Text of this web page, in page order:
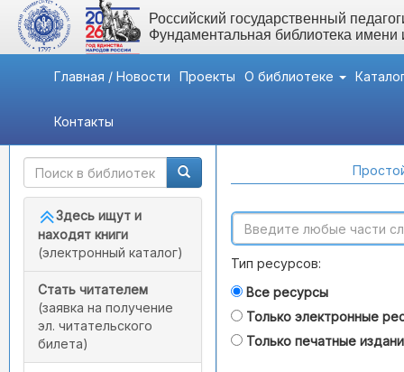
Российский государственный
Фундаментальная библиотека
Главная / Новости Проекты О библиотеке
Контакты
Быстрый доступ
Здесь ищут и
находят книги
(электронный каталог)
Стать читателем
(заявка на получение
эл. читательского
билета)
Тип ресурсов:
Все ресурсы
Только электронные
Только печатные